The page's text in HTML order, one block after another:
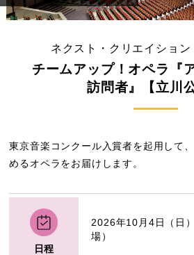
ネクスト・クリエイション
チームアップ！オペラ『
訪問者』【立川
東京音楽コンクール入賞者を起用して
めるオペラをお届けします。
日程
2026年10月4日（日
場）